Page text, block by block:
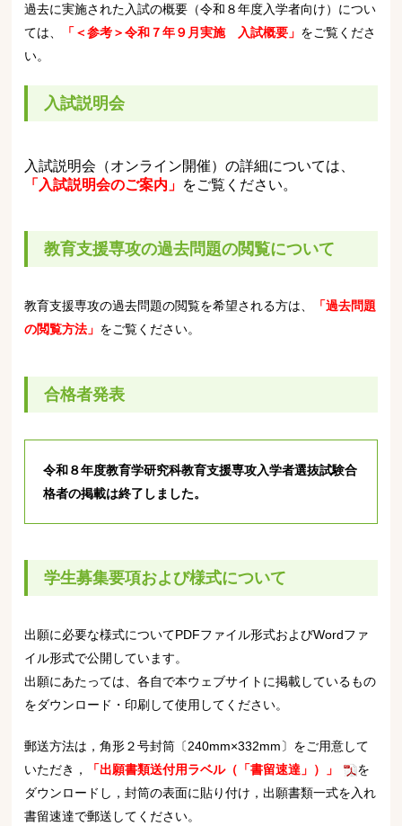
過去に実施された入試の概要（令和８年度入学者向け）につい
ては、
「＜参考＞令和７年９月実施 入試概要」 をご覧くださ
い。
入試説明会
入試説明会（オンライン開催）の詳細については、
「入試説明会のご案内」 をご覧ください。
教育支援専攻の過去問題の閲覧について
教育支援専攻の過去問題の閲覧を希望される方は、
「過去問題
の閲覧方法」 をご覧ください。
合格者発表
令和８年度教育学研究科教育支援専攻入学者選抜試験合
格者の掲載は終了しました。
学生募集要項および様式について
出願に必要な様式についてPDFファイル形式およびWordファ
イル形式で公開しています。
出願にあたっては、各自で本ウェブサイトに掲載しているもの
をダウンロード・印刷して使用してください。
郵送方法は，角形２号封筒〔240mm×332mm〕をご用意して
いただき，
「出願書類送付用ラベル（「書留速達」）」
を
ダウンロードし，封筒の表面に貼り付け，出願書類一式を入れ
書留速達で郵送してください。